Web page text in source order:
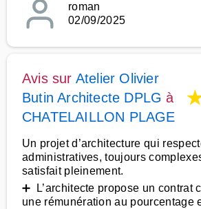
roman
02/09/2025
Avis sur Atelier Olivier
Butin Architecte DPLG à
CHATELAILLON PLAGE
Un projet d’architecture qui
administratives, toujours
satisfait pleinement.
➕ L’architecte propose un contrat
une rémunération au pourcentage